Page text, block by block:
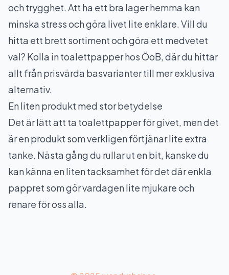
och trygghet. Att ha ett bra lager hemma kan
minska stress och göra livet lite enklare. Vill du
hitta ett brett sortiment och göra ett medvetet
val? Kolla intoalettpapperhos ÖoB, där du hittar
allt från prisvärda basvarianter till mer exklusiva
alternativ.
En liten produkt med stor betydelse
Det är lätt att ta toalettpapper för givet, men det
är en produkt som verkligen förtjänar lite extra
tanke. Nästa gång du rullar ut en bit, kanske du
kan känna en liten tacksamhet för det där enkla
pappret som gör vardagen lite mjukare och
renare för oss alla.